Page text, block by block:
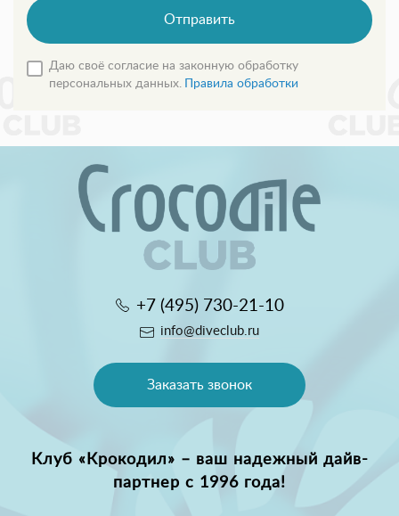
Отправить
Даю своё согласие на законную обработку
персональных данных.
Правила обработки
+7 (495) 730-21-10
info@diveclub.ru
Заказать звонок
Клуб «Крокодил» – ваш надежный дайв-
партнер с 1996 года!